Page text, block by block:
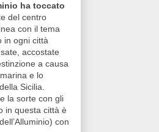
ha toccato
del centro
con il tema
in ogni città
accostate
a causa
e lo
Sicilia.
la sorte con gli
in questa città è
con